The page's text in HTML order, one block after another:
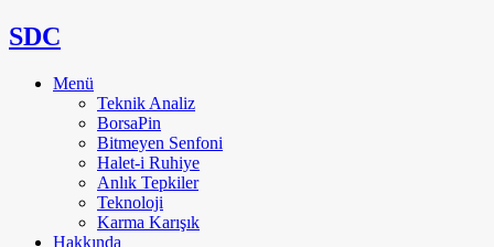
SDC
Menü
Teknik Analiz
BorsaPin
Bitmeyen Senfoni
Halet-i Ruhiye
Anlık Tepkiler
Teknoloji
Karma Karışık
Hakkında